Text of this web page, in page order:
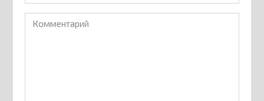
Комментарий